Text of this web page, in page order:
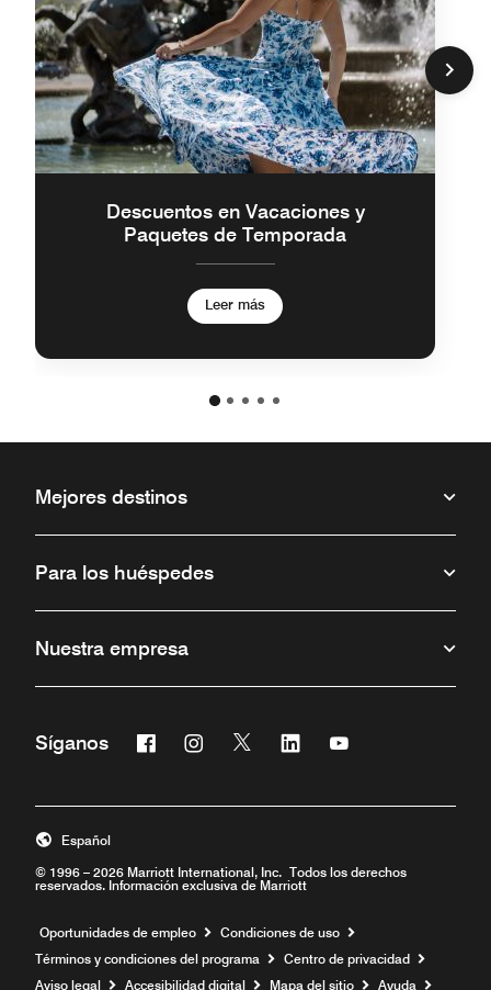
Descuentos en Vacaciones y
Paquetes de Temporada
Leer más
Mejores destinos
Para los huéspedes
Nuestra empresa
Síganos Facebook
Abre una ventana nueva
Instagram
Abre una ventana nueva
Twitter
Abre una ventana nueva
Linkedin
Abre una ventana nueva
Abre una ventana
© 1996 – 2026 Marriott International, Inc. Todos los derechos
reservados. Información exclusiva de Marriott
Español
Oportunidades de empleo Abre una ventana nueva
Condiciones de uso
Términos y condiciones del programa
Centro de privacidad
Aviso legal
Accesibilidad digital Mapa del sitio Ayuda